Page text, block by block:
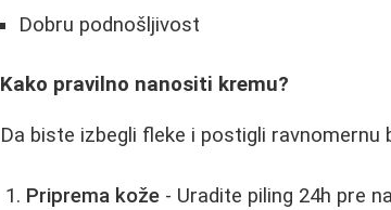
Dobru podnošljivost
Kako pravilno nanositi kremu?
Da biste izbegli fleke i postigli ravnomernu
Priprema kože - Uradite piling 24h pre